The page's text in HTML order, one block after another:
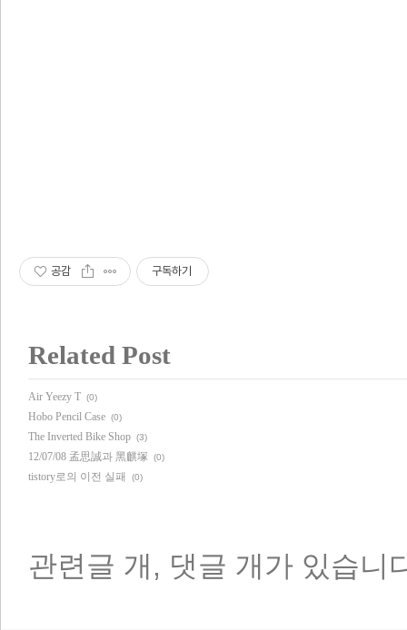
공감 구독하기
Related Post
Air Yeezy T (0)
Hobo Pencil Case (0)
The Inverted Bike Shop (3)
12/07/08 孟思誠과 黑麒塚 (0)
tistory로의 이전 실패 (0)
관련글 개, 댓글 개가 있습니